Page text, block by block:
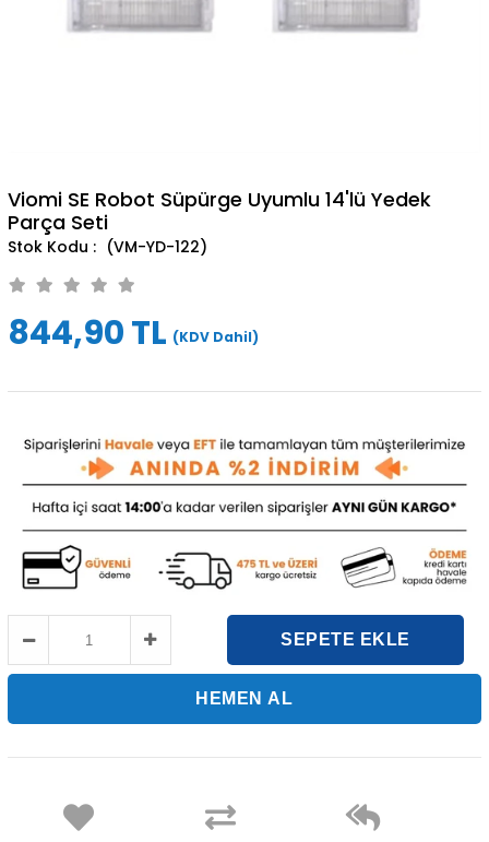
Viomi SE Robot Süpürge Uyumlu 14'lü Yedek
Parça Seti
(VM-YD-122)
844,90 TL (KDV Dahil)